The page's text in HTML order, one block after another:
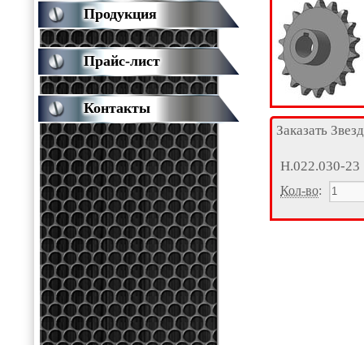
Заказать
Н.022.030-23
Кол-во:
Продукция
Прайс-лист
Контакты